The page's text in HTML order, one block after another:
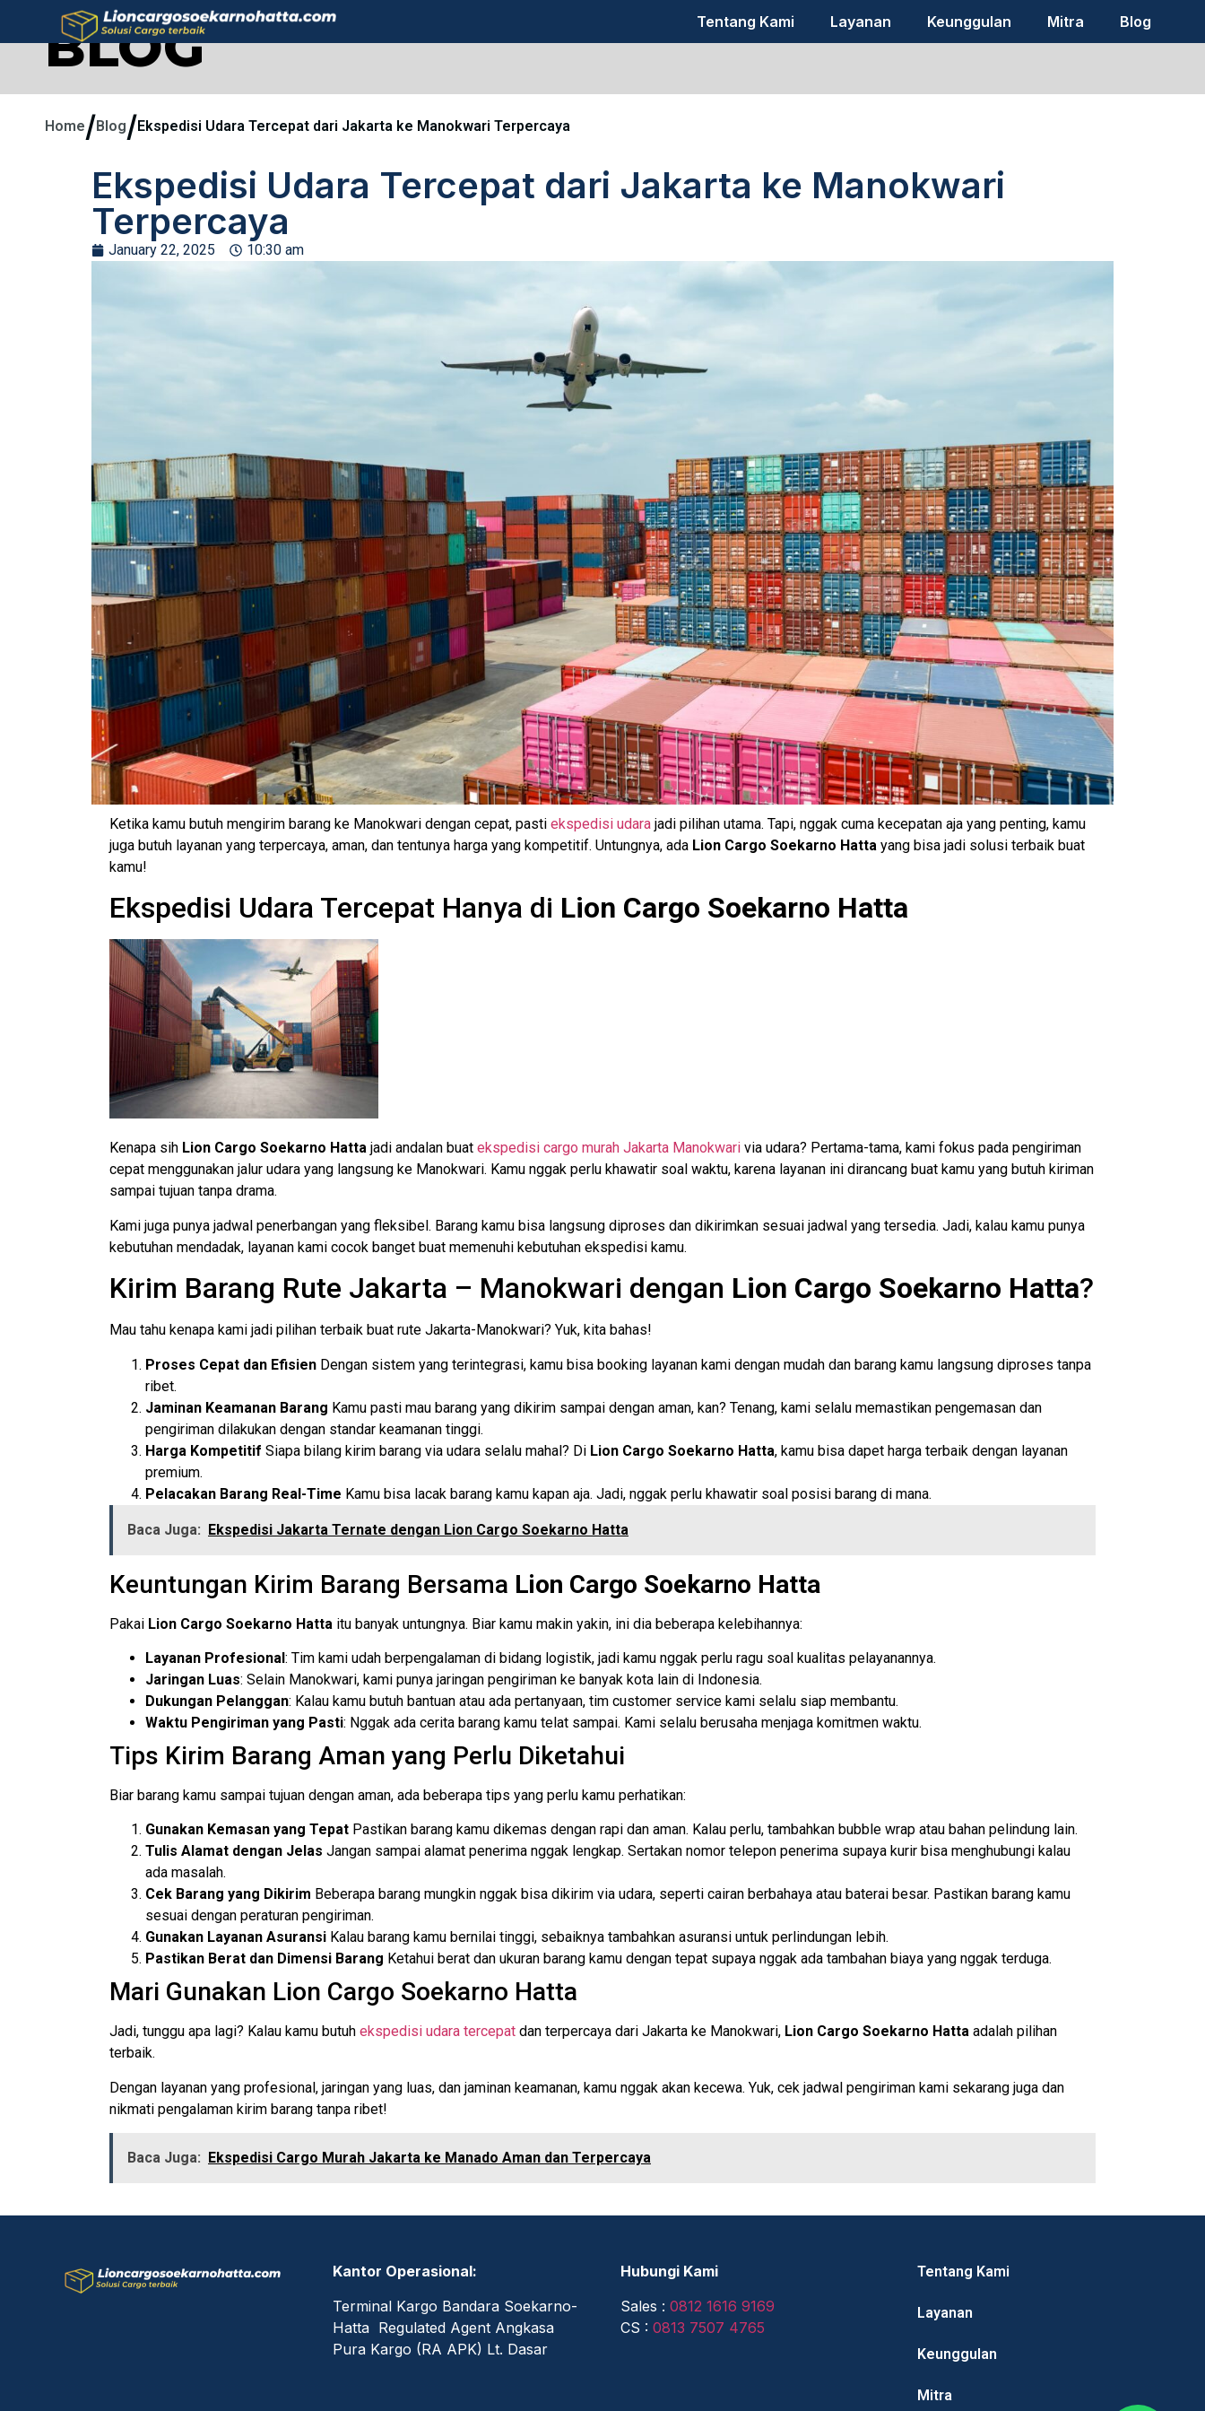
Tentang Kami Layanan Keunggulan Mitra Blog
BLOG
Home/Blog/Ekspedisi Udara Tercepat dari Jakarta ke Manokwari Terpercaya
Ekspedisi Udara Tercepat dari Jakarta ke Manokwari
Terpercaya
January 22, 2025 10:30 am
Ketika kamu butuh mengirim barang ke Manokwari dengan cepat, pasti ekspedisi udara jadi pilihan utama. Tapi, nggak cuma kecepatan aja yang penting, kamu
juga butuh layanan yang terpercaya, aman, dan tentunya harga yang kompetitif. Untungnya, ada Lion Cargo Soekarno Hatta yang bisa jadi solusi terbaik buat
kamu!
Ekspedisi Udara Tercepat Hanya di Lion Cargo Soekarno Hatta
Kenapa sih Lion Cargo Soekarno Hatta jadi andalan buat ekspedisi cargo murah Jakarta Manokwari via udara? Pertama-tama, kami fokus pada pengiriman
cepat menggunakan jalur udara yang langsung ke Manokwari. Kamu nggak perlu khawatir soal waktu, karena layanan ini dirancang buat kamu yang butuh kiriman
sampai tujuan tanpa drama.
Kami juga punya jadwal penerbangan yang fleksibel. Barang kamu bisa langsung diproses dan dikirimkan sesuai jadwal yang tersedia. Jadi, kalau kamu punya
kebutuhan mendadak, layanan kami cocok banget buat memenuhi kebutuhan ekspedisi kamu.
Kirim Barang Rute Jakarta – Manokwari dengan Lion Cargo Soekarno Hatta?
Mau tahu kenapa kami jadi pilihan terbaik buat rute Jakarta-Manokwari? Yuk, kita bahas!
Proses Cepat dan Efisien Dengan sistem yang terintegrasi, kamu bisa booking layanan kami dengan mudah dan barang kamu langsung diproses tanpa
ribet.
Jaminan Keamanan Barang Kamu pasti mau barang yang dikirim sampai dengan aman, kan? Tenang, kami selalu memastikan pengemasan dan
pengiriman dilakukan dengan standar keamanan tinggi.
Harga Kompetitif Siapa bilang kirim barang via udara selalu mahal? Di Lion Cargo Soekarno Hatta, kamu bisa dapet harga terbaik dengan layanan
premium.
Pelacakan Barang Real-Time Kamu bisa lacak barang kamu kapan aja. Jadi, nggak perlu khawatir soal posisi barang di mana.
Baca Juga: Ekspedisi Jakarta Ternate dengan Lion Cargo Soekarno Hatta
Keuntungan Kirim Barang Bersama Lion Cargo Soekarno Hatta
Pakai Lion Cargo Soekarno Hatta itu banyak untungnya. Biar kamu makin yakin, ini dia beberapa kelebihannya:
Layanan Profesional: Tim kami udah berpengalaman di bidang logistik, jadi kamu nggak perlu ragu soal kualitas pelayanannya.
Jaringan Luas: Selain Manokwari, kami punya jaringan pengiriman ke banyak kota lain di Indonesia.
Dukungan Pelanggan: Kalau kamu butuh bantuan atau ada pertanyaan, tim customer service kami selalu siap membantu.
Waktu Pengiriman yang Pasti: Nggak ada cerita barang kamu telat sampai. Kami selalu berusaha menjaga komitmen waktu.
Tips Kirim Barang Aman yang Perlu Diketahui
Biar barang kamu sampai tujuan dengan aman, ada beberapa tips yang perlu kamu perhatikan:
Gunakan Kemasan yang Tepat Pastikan barang kamu dikemas dengan rapi dan aman. Kalau perlu, tambahkan bubble wrap atau bahan pelindung lain.
Tulis Alamat dengan Jelas Jangan sampai alamat penerima nggak lengkap. Sertakan nomor telepon penerima supaya kurir bisa menghubungi kalau
ada masalah.
Cek Barang yang Dikirim Beberapa barang mungkin nggak bisa dikirim via udara, seperti cairan berbahaya atau baterai besar. Pastikan barang kamu
sesuai dengan peraturan pengiriman.
Gunakan Layanan Asuransi Kalau barang kamu bernilai tinggi, sebaiknya tambahkan asuransi untuk perlindungan lebih.
Pastikan Berat dan Dimensi Barang Ketahui berat dan ukuran barang kamu dengan tepat supaya nggak ada tambahan biaya yang nggak terduga.
Mari Gunakan Lion Cargo Soekarno Hatta
Jadi, tunggu apa lagi? Kalau kamu butuh ekspedisi udara tercepat dan terpercaya dari Jakarta ke Manokwari, Lion Cargo Soekarno Hatta adalah pilihan
terbaik.
Dengan layanan yang profesional, jaringan yang luas, dan jaminan keamanan, kamu nggak akan kecewa. Yuk, cek jadwal pengiriman kami sekarang juga dan
nikmati pengalaman kirim barang tanpa ribet!
Baca Juga: Ekspedisi Cargo Murah Jakarta ke Manado Aman dan Terpercaya
Kantor Operasional:
Terminal Kargo Bandara Soekarno-
Hatta Regulated Agent Angkasa
Pura Kargo (RA APK) Lt. Dasar
Hubungi Kami
Sales : 0812 1616 9169
CS : 0813 7507 4765
Tentang Kami
Layanan
Keunggulan
Mitra